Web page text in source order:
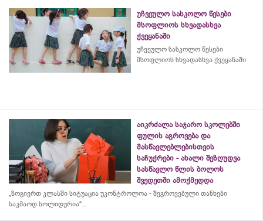
უჩვეულო სასკოლო წესები
მსოფლიოს სხვადასხვა
ქვეყანაში
უჩვეულო სასკოლო წესები
მსოფლიოს სხვადასხვა ქვეყანაში
აიკრძალა საჯარო სკოლებში
ფულის აგროვება და
მასწავლებლებისთვის
საჩუქრები - ახალი შეზღუდვა
სასწავლო წლის ბოლოს
შვედეთში ამოქმედდა
„ზოგიერთ კლასში სიტუაცია უკონტროლოა - შეგროვებული თანხები
საკმაოდ სოლიდურია“...